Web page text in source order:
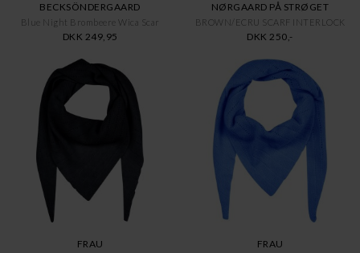
BECKSÖNDERGAARD
Blue Night Brombeere Wica Scar
DKK 249,95
NØRGAARD PÅ STRØGET
BROWN/ECRU SCARF INTERLOCK
DKK 250,-
FRAU FRAU